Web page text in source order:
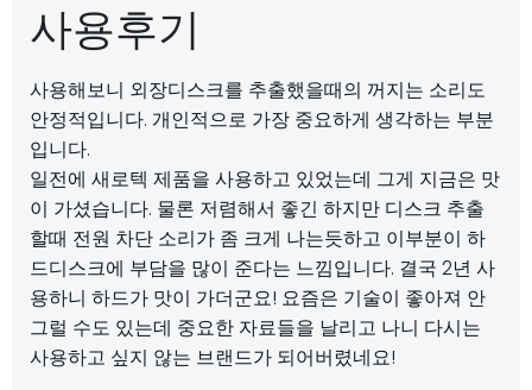
사용후기
사용해보니 외장디스크를 추출했을때의 꺼지는 소리도
안정적입니다. 개인적으로 가장 중요하게 생각하는 부분
입니다.
일전에 새로텍 제품을 사용하고 있었는데 그게 지금은 맛
이 가셨습니다. 물론 저렴해서 좋긴 하지만 디스크 추출
할때 전원 차단 소리가 좀 크게 나는듯하고 이부분이 하
드디스크에 부담을 많이 준다는 느낌입니다. 결국 2년 사
용하니 하드가 맛이 가더군요! 요즘은 기술이 좋아져 안
그럴 수도 있는데 중요한 자료들을 날리고 나니 다시는
사용하고 싶지 않는 브랜드가 되어버렸네요!